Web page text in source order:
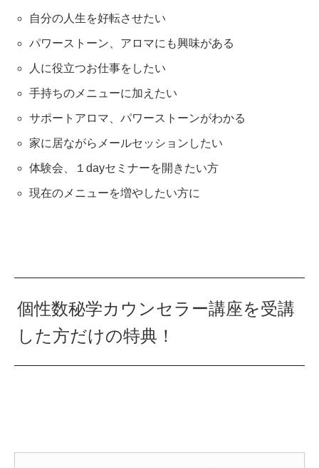
自分の人生を好転させたい
パワーストーン、アロマにも興味がある
人に役立つお仕事をしたい
手持ちのメニューに加えたい
サポートアロマ、パワーストーンがわかる
家に居ながらメールセッションしたい
体験会、１dayセミナーを開きたい方
現在のメニューを増やしたい方に
個性数秘学カウンセラー講座を受講
した方だけの特典！